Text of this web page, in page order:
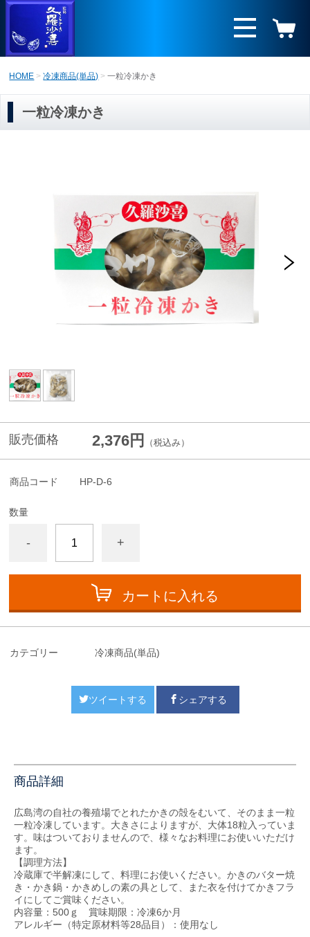
HOME 冷凍商品(単品) 一粒冷凍かき
一粒冷凍かき
販売価格 2,376円 （税込み）
商品コード HP-D-6
数量
- +
カートに入れる
カテゴリー 冷凍商品(単品)
ツイートする シェアする
商品詳細
広島湾の自社の養殖場でとれたかきの殻をむいて、そのまま一粒
一粒冷凍しています。大きさによりますが、大体18粒入っていま
す。味はついておりませんので、様々なお料理にお使いいただけ
ます。
【調理方法】
冷蔵庫で半解凍にして、料理にお使いください。かきのバター焼
き・かき鍋・かきめしの素の具として、また衣を付けてかきフラ
イにしてご賞味ください。
内容量：500ｇ 賞味期限：冷凍6か月
アレルギー（特定原材料等28品目）：使用なし